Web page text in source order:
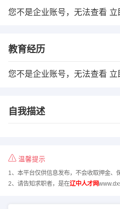
您不是企业账号，无法查看 立
教育经历
您不是企业账号，无法查看 立
自我描述
温馨提示
1、本平台仅供信息发布，不会收取押金、
2、请告知求职者，是在辽中人才网